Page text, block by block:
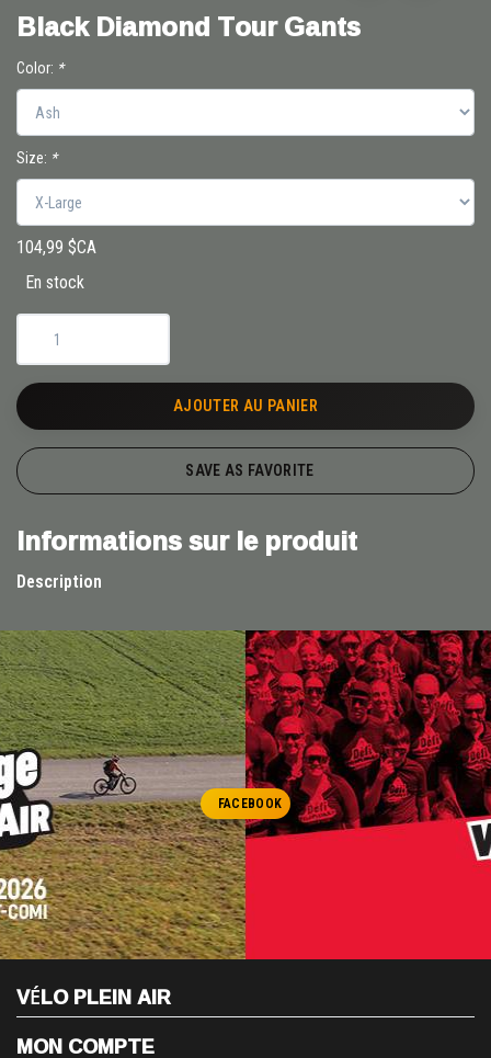
Black Diamond Tour Gants
Color: *
Size: *
104,99 $CA
En stock
AJOUTER AU PANIER
SAVE AS FAVORITE
Informations sur le produit
Description
FACEBOOK
VÉLO PLEIN AIR
MON COMPTE